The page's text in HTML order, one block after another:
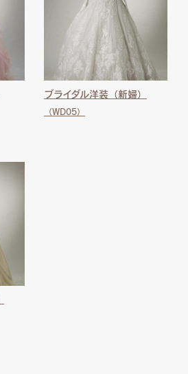
ブライダル洋装（新婦）
（WD05）